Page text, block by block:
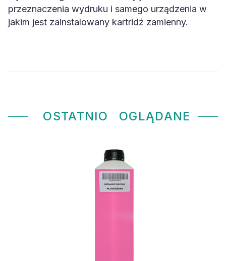
przeznaczenia wydruku i samego urządzenia w
jakim jest zainstalowany kartridż zamienny.
OSTATNIO OGLĄDANE